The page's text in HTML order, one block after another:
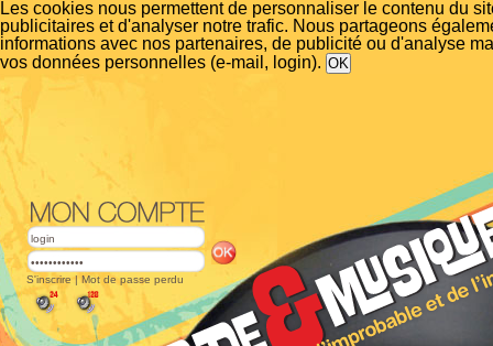
Les cookies nous permettent de personnaliser le contenu du
publicitaires et d'analyser notre trafic. Nous partageons
informations avec nos partenaires, de publicité ou d'analyse
vos données personnelles (e-mail, login).
S'inscrire | Mot de passe perdu